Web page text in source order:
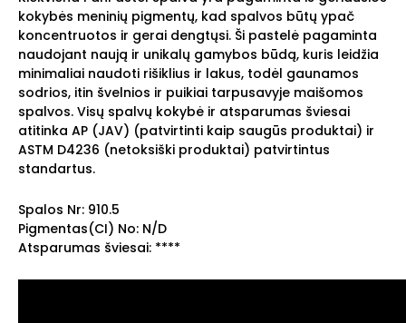
kokybės meninių pigmentų, kad spalvos būtų ypač
koncentruotos ir gerai dengtųsi. Ši pastelė pagaminta
naudojant naują ir unikalų gamybos būdą, kuris leidžia
minimaliai naudoti rišiklius ir lakus, todėl gaunamos
sodrios, itin švelnios ir puikiai tarpusavyje maišomos
spalvos. Visų spalvų kokybė ir atsparumas šviesai
atitinka AP (JAV) (patvirtinti kaip saugūs produktai) ir
ASTM D4236 (netoksiški produktai) patvirtintus
standartus.
Spalos Nr: 910.5
Pigmentas(CI) No: N/D
Atsparumas šviesai: ****